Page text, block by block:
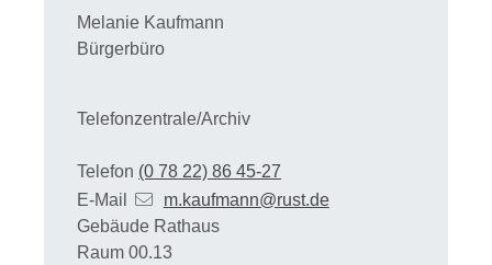
Melanie Kaufmann
Bürgerbüro
Telefonzentrale/Archiv
Telefon (0 78 22) 86 45-27
E-Mail
m.kaufmann@rust.de
Gebäude Rathaus
Raum 00.13